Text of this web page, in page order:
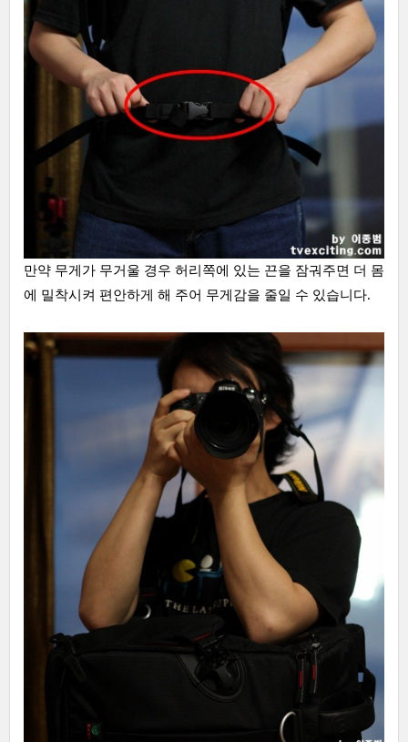
만약 무게가 무거울 경우 허리쪽에 있는 끈을 잠궈주면 더 몸
에 밀착시켜 편안하게 해 주어 무게감을 줄일 수 있습니다.